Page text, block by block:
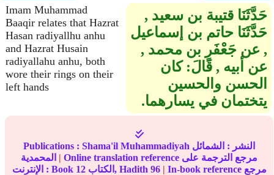
Imam Muhammad
Baaqir relates that Hazrat
Hasan radiyallhu anhu
and Hazrat Husain
radiyallahu anhu, both
wore their rings on their
left hands
حَدَّثَنَا قتيبة بن سعيد ‏,‏
حَدَّثَنَا حاتم بن إسماعيل
‏,‏ عن جَعْفَرٍ بن محمد ‏,‏
عن أبيه ‏,‏ قَالَ‏:‏ كان
الحسن والحسين
يتختمان في يسارهما‏.‏
Publications : Shama'il Muhammadiyah النشر : الشمائل
المحمدية | Online translation reference مرجع الترجمة على
الإنترنت : Book 12 الكتاب, Hadith 96 | In-book reference مرجع